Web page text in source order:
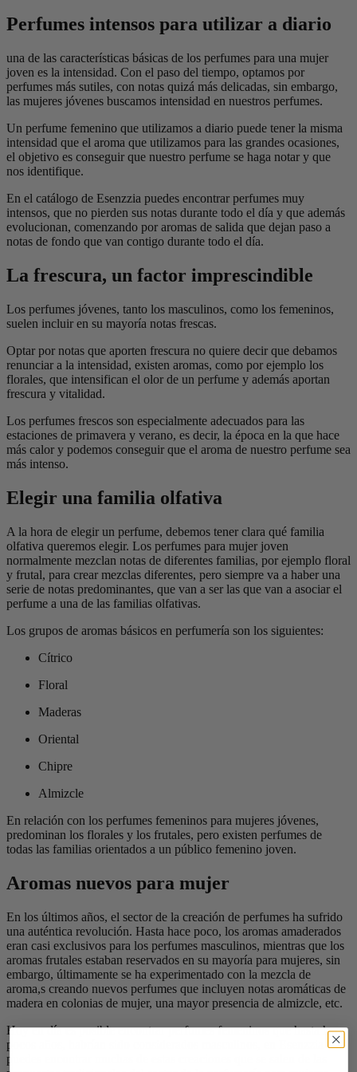
Perfumes intensos para utilizar a diario
una de las características básicas de los perfumes para una mujer
joven es la intensidad. Con el paso del tiempo, optamos por
perfumes más sutiles, con notas quizá más delicadas, sin embargo,
las mujeres jóvenes buscamos intensidad en nuestros perfumes.
Un perfume femenino que utilizamos a diario puede tener la misma
intensidad que el aroma que utilizamos para las grandes ocasiones,
el objetivo es conseguir que nuestro perfume se haga notar y que
nos identifique.
En el catálogo de Esenzzia puedes encontrar perfumes muy
intensos, que no pierden sus notas durante todo el día y que además
evolucionan, comenzando por aromas de salida que dejan paso a
notas de fondo que van contigo durante todo el día.
La frescura, un factor imprescindible
Los perfumes jóvenes, tanto los masculinos, como los femeninos,
suelen incluir en su mayoría notas frescas.
Optar por notas que aporten frescura no quiere decir que debamos
renunciar a la intensidad, existen aromas, como por ejemplo los
florales, que intensifican el olor de un perfume y además aportan
frescura y vitalidad.
Los perfumes frescos son especialmente adecuados para las
estaciones de primavera y verano, es decir, la época en la que hace
más calor y podemos conseguir que el aroma de nuestro perfume sea
más intenso.
Elegir una familia olfativa
A la hora de elegir un perfume, debemos tener clara qué familia
olfativa queremos elegir. Los perfumes para mujer joven
normalmente mezclan notas de diferentes familias, por ejemplo floral
y frutal, para crear mezclas diferentes, pero siempre va a haber una
serie de notas predominantes, que van a ser las que van a asociar el
perfume a una de las familias olfativas.
Los grupos de aromas básicos en perfumería son los siguientes:
Cítrico
Floral
Maderas
Oriental
Chipre
Almizcle
En relación con los perfumes femeninos para mujeres jóvenes,
predominan los florales y los frutales, pero existen perfumes de
todas las familias orientados a un público femenino joven.
Aromas nuevos para mujer
En los últimos años, el sector de la creación de perfumes ha sufrido
una auténtica revolución. Hasta hace poco, los aromas amaderados
eran casi exclusivos para los perfumes masculinos, mientras que los
aromas frutales estaban reservados en su mayoría para mujeres, sin
embargo, últimamente se ha experimentado con la mezcla de
aroma,s creando nuevos perfumes que incluyen notas aromáticas de
madera en colonias de mujer, una mayor presencia de almizcle, etc.
Hoy en día es posible encontrar perfumes femeninos que hasta hace
pocos años, habrían sido considerados masculinos, en Esenzzia
puedes encontrar muchas de estas creaciones que se salen de las